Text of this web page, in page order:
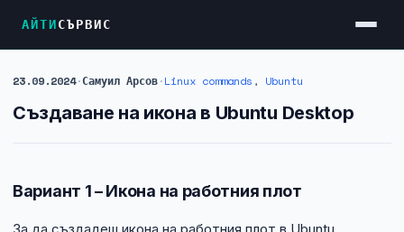
АЙТИСЪРВИС
Услуги
Достъп до Интернет
Видеонаблюдение
Фирмени мрежи
23.09.2024·Самуил Арсов·Linux commands , Ubuntu
Създаване на икона в Ubuntu Desktop
Вариант 1 – Икона на работния плот